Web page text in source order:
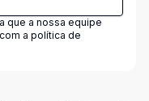
que a nossa equipe
a política de